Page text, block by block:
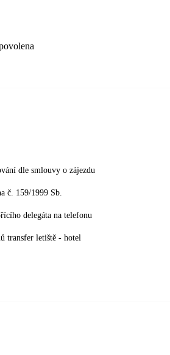
dle smlouvy o zájezdu
č. 159/1999 Sb.
delegáta na telefonu
transfer letiště - hotel